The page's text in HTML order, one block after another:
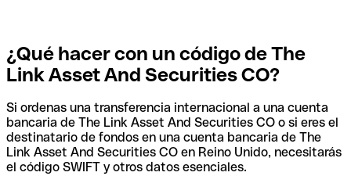
¿Qué hacer con un código de The
Link Asset And Securities CO?
Si ordenas una transferencia internacional a una cuenta
bancaria de The Link Asset And Securities CO o si eres el
destinatario de fondos en una cuenta bancaria de The
Link Asset And Securities CO en Reino Unido, necesitarás
el código SWIFT y otros datos esenciales.